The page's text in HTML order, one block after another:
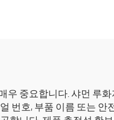
우 중요합니다. 샤먼 루
번호, 부품 이름 또는